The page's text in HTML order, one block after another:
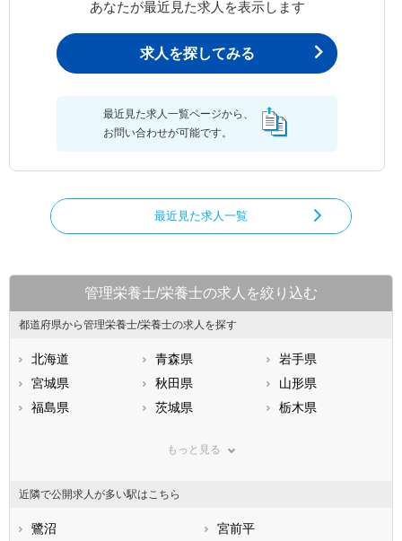
あなたが最近見た求人を表示します
求人を探してみる
最近見た求人一覧ページから、
お問い合わせが可能です。
最近見た求人一覧
管理栄養士/栄養士の求人を絞り込む
都道府県から管理栄養士/栄養士の求人を探す
北海道 青森県
岩手県
宮城県
秋田県
山形県
福島県
茨城県
栃木県
神奈川県
石川県
福井県
静岡県
もっと見る
近隣で公開求人が多い駅はこちら
鷺沼
宮前平